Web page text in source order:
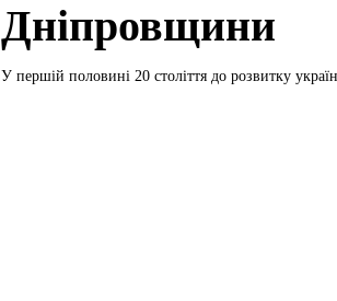
Дніпровщини
У першій половині 20 століття до розвитку